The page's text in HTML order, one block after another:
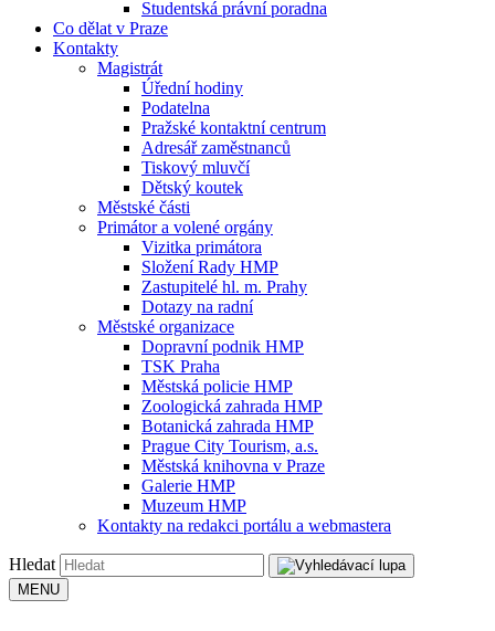
Studentská právní poradna
Co dělat v Praze
Kontakty
Magistrát
Úřední hodiny
Podatelna
Pražské kontaktní centrum
Adresář zaměstnanců
Tiskový mluvčí
Dětský koutek
Městské části
Primátor a volené orgány
Vizitka primátora
Složení Rady HMP
Zastupitelé hl. m. Prahy
Dotazy na radní
Městské organizace
Dopravní podnik HMP
TSK Praha
Městská policie HMP
Zoologická zahrada HMP
Botanická zahrada HMP
Prague City Tourism, a.s.
Městská knihovna v Praze
Galerie HMP
Muzeum HMP
Kontakty na redakci portálu a webmastera
Hledat
MENU